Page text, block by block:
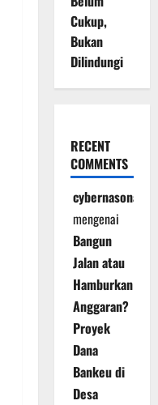
Cukup,
Bukan
Dilindungi
RECENT
COMMENTS
cybernasonal
mengenai
Bangun
Jalan atau
Hamburkan
Anggaran?
Proyek
Dana
Bankeu di
Desa